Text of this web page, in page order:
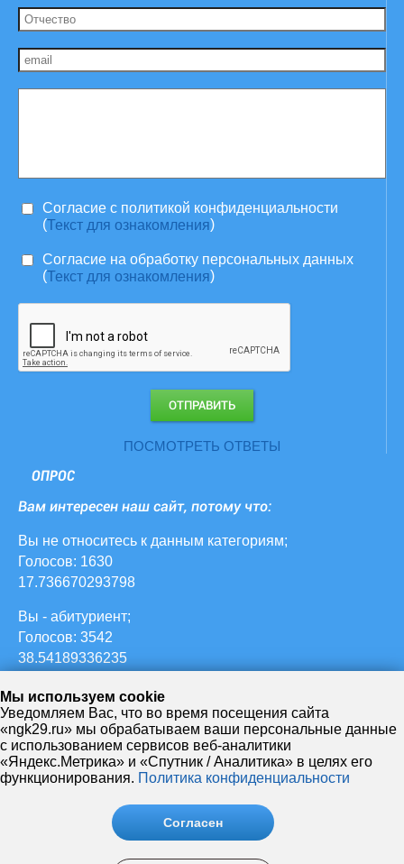
Согласие c политикой конфиденциальности
(Текст для ознакомления)
Согласие на обработку персональных данных
(Текст для ознакомления)
ПОСМОТРЕТЬ ОТВЕТЫ
ОПРОС
Вам интересен наш сайт, потому что:
Вы не относитесь к данным категориям;
Голосов: 1630
17.736670293798
Вы - абитуриент;
Голосов: 3542
38.54189336235
ваш ребенок учится в НЖК;
Голосов: 627
6.822633297062
Вы - студент НЖК;
Голосов: 3211
34.940152339499
Вы - преподаватель НЖК;
Мы используем cookie
Уведомляем Вас, что во время посещения сайта
«ngk29.ru» мы обрабатываем ваши персональные данные
с использованием сервисов веб-аналитики
«Яндекс.Метрика» и «Спутник / Аналитика» в целях его
функционирования. Политика конфиденциальности
Согласен